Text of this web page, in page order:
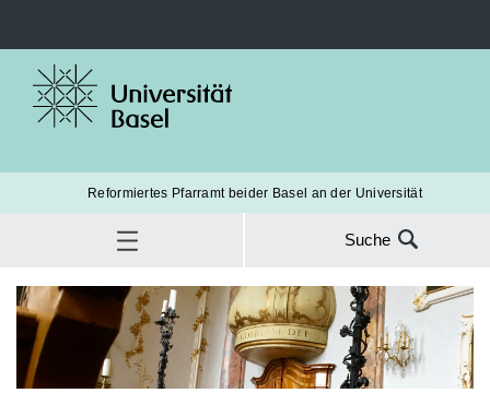
Reformiertes Pfarramt beider Basel an der Universität
Suche
nach:
Veranstaltungen Gottesdienste